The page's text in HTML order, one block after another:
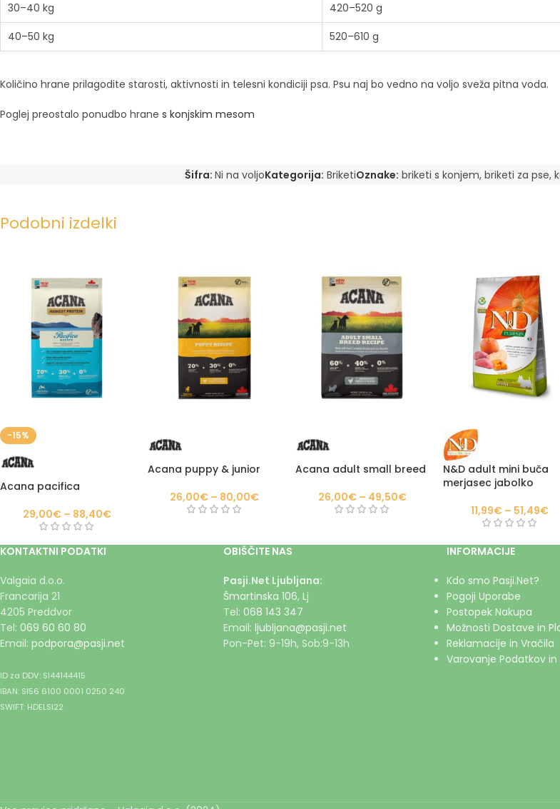
30–40 kg
420–520 g
40–50 kg
520–610 g
Količino hrane prilagodite starosti, aktivnosti in telesni kondiciji psa. Psu naj bo vedno na voljo sveža pitna voda.
Poglej preostalo ponudbo hrane s konjskim mesom
Šifra: Ni na voljoKategorija: BriketiOznake: briketi s konjem, briketi za pse,
Podobni izdelki
-15%
Acana pacifica
29,00€ – 88,40€
Acana puppy & junior
26,00€ – 80,00€
Acana adult small breed
26,00€ – 49,50€
N&D adult mini buča
merjasec jabolko
11,99€ – 51,49€
KONTAKTNI PODATKI
Valgaia d.o.o.
Francarija 21
4205 Preddvor
Tel: 069 60 60 80
Email: podpora@pasji.net
ID za DDV: SI44144415
IBAN: SI56 6100 0001 0250 240
SWIFT: HDELSI22
OBIŠČITE NAS
Pasji.Net Ljubljana:
Šmartinska 106, Lj
Tel: 068 143 347
Email: ljubljana@pasji.net
Pon-Pet: 9-19h, Sob:9-13h
INFORMACIJE
Kdo smo Pasji.Net?
Pogoji Uporabe
Postopek Nakupa
Možnosti Dostave in
Reklamacije in Vračila
Varovanje Podatkov in